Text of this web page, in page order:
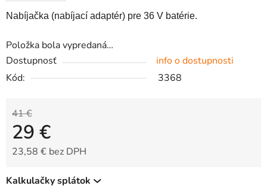
Nabíjačka (nabíjací adaptér) pre 36 V batérie.
Položka bola vypredaná…
Dostupnosť
info o dostupnosti
Kód:
3368
41 €
29 €
23,58 € bez DPH
Kalkulačky splátok